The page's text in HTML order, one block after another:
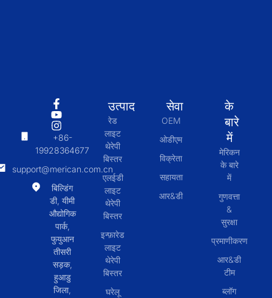
+86-
19928364677
support@merican.com.cn
बिल्डिंग
डी, यीमी
औद्योगिक
पार्क,
फुयुआन
तीसरी
सड़क,
हुआडु
जिला,
उत्पाद
रेड
लाइट
थेरेपी
बिस्तर
एलईडी
लाइट
थेरेपी
बिस्तर
इन्फ़ारेड
लाइट
थेरेपी
बिस्तर
घरेलू
सेवा
OEM
ओडीएम
विक्रेता
सहायता
आर&डी
के
बारे
में
मेरिकन
के बारे
में
गुणवत्ता
&
सुरक्षा
प्रमाणीकरण
आर&डी
टीम
ब्लॉग